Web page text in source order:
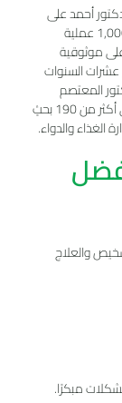
أحمد على
عشرات آلاف المرضى فحسب، بل قام بإجراء أكثر من 1,000 عملية
على موثوقية
عشرات السنوات
المعتصم
بمئات المؤتمرات والندوات الطبية العالمية وساهم في أكثر من 190 بحثٍ
والعلاج
مبكرًا.